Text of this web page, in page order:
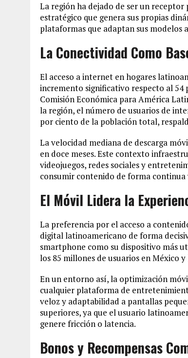
La región ha dejado de ser un
estratégico que genera sus propias
plataformas que adaptan sus modelos
La Conectividad Como
El acceso a internet en hogares
incremento significativo respecto al 54
Comisión Económica para América
la región, el número de usuarios de
por ciento de la población total,
La velocidad mediana de descarga
en doce meses. Este contexto
videojuegos, redes sociales y
consumir contenido de forma continua
El Móvil Lidera la
La preferencia por el acceso a
digital latinoamericano de forma
smartphone como su dispositivo más
los 85 millones de usuarios en México
En un entorno así, la optimización
cualquier plataforma de
veloz y adaptabilidad a pantallas
superiores, ya que el usuario
genere fricción o latencia.
Bonos y Recompensas